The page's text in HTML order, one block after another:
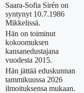
Saara-Sofia Sirén on
syntynyt 10.7.1986
Mikkelissä.
Hän on toiminut
kokoomuksen
kansanedustajana
vuodesta 2015.
Hän jättää eduskunnan
tammikuussa 2026
ilmoituksensa mukaan.